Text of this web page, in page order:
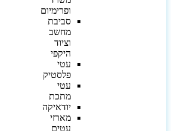
ופרימיום
סביבת
מחשב
וציוד
היקפי
עטי
פלסטיק
עטי
מתכת
יודאיקה
מארזי
עטים